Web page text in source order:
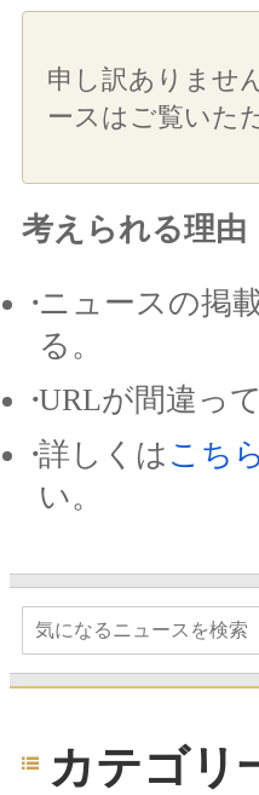
申し訳ありませ
ースはご覧いた
考えられる理由
ニュースの掲
る。
URLが間違っ
詳しくは こちら
い。
カテゴリ